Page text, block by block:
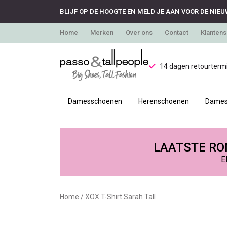
BLIJF OP DE HOOGTE EN MELD JE AAN VOOR DE
Home Merken Over ons Contact
14 dagen
Damesschoenen Herenschoenen
Sarah
LAATSTE
Home XOX T-Shirt Sarah Tall